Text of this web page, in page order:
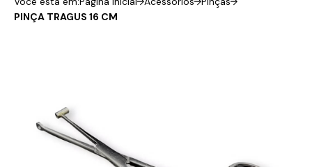
PINÇA TRAGUS 16 CM